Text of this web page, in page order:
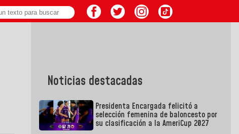
Noticias destacadas
Presidenta Encargada felicitó a
selección femenina de baloncesto por
su clasificación a la AmeriCup 2027